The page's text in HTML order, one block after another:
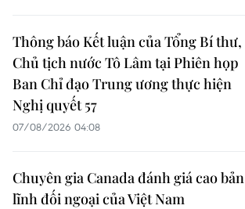
Thông báo Kết luận của Tổng Bí thư,
Chủ tịch nước Tô Lâm tại Phiên họp
Ban Chỉ đạo Trung ương thực hiện
Nghị quyết 57
07/08/2026 04:08
Chuyên gia Canada đánh giá cao bản
lĩnh đối ngoại của Việt Nam